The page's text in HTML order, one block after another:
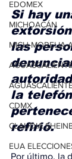
EDOMEX
MICHOACÁN
MICH-MORELIA-
CDMX
CLAUDIA
EUA
Si hay
las
la
refirió.
Por último, la